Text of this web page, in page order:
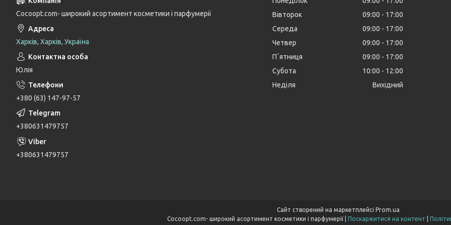
Cocoopt.com- широкий асортимент косметики і парфумерії
Харків, Харків, Україна
Юлія
+380 (63) 147-97-57
+380631479757
+380631479757
Вівторок
09:00
17:00
Середа
09:00
17:00
Четвер
09:00
17:00
Пʼятниця
09:00
17:00
Субота
10:00
12:00
Неділя
Вихідний
Сайт створений на маркетплейсі Prom.ua
Поскаржитися на контент